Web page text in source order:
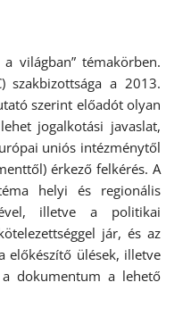
világban” témakörben.
szakbizottsága a 2013.
szerint előadót olyan
jogalkotási javaslat,
uniós intézménytől
érkező felkérés. A
helyi és regionális
illetve a politikai
jár, és az
előkészítő ülések, illetve
a dokumentum a lehető